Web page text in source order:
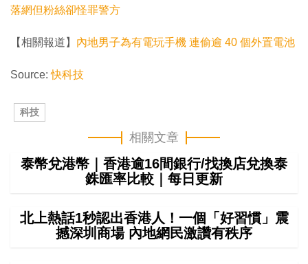
落網但粉絲卻怪罪警方
【相關報道】 內地男子為有電玩手機 連偷逾 40 個外置電池
Source:快科技
科技
相關文章
泰幣兌港幣｜香港逾16間銀行/找換店兌換泰
銖匯率比較｜每日更新
北上熱話1秒認出香港人！一個「好習慣」震
撼深圳商場 內地網民激讚有秩序